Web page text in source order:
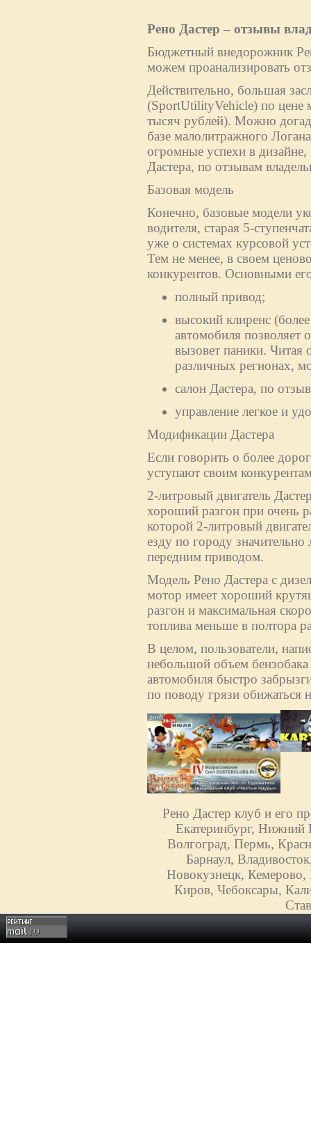
Рено Дастер – отзывы
Бюджетный внедорожник
можем проанализировать
Действительно, большая
(SportUtilityVehicle) по цене
тысяч рублей). Можно
базе малолитражного
огромные успехи в
Дастера, по отзывам
Базовая модель
Конечно, базовые модели
водителя, старая 5-
уже о системах курсовой
Тем не менее, в своем
конкурентов. Основными
полный привод;
высокий клиренс
автомобиля позволяет
вызовет паники. Читая
различных регионах,
салон Дастера, по
управление легкое и
Модификации Дастера
Если говорить о более
уступают своим
2-литровый двигатель
хороший разгон при очень
которой 2-литровый
езду по городу
передним приводом.
Модель Рено Дастера с
мотор имеет хороший
разгон и максимальная
топлива меньше в полтора
В целом, пользователи,
небольшой объем бензобака
автомобиля быстро
по поводу грязи обижаться
Рено Дастер клуб и его
Екатеринбург, Нижний
Волгоград, Пермь,
Барнаул,
Новокузнецк,
Киров, Чебоксары,